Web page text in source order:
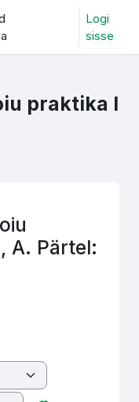
Logi
sisse
praktika I
A. Pärtel: